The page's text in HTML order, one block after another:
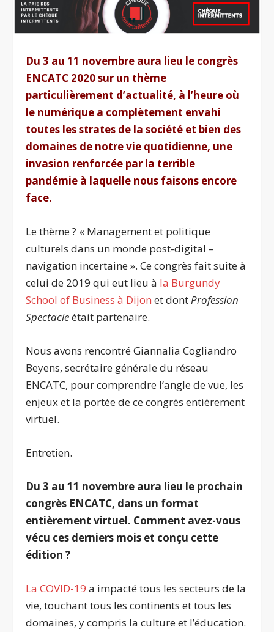
Du 3 au 11 novembre aura lieu le congrès
ENCATC 2020 sur un thème
particulièrement d’actualité, à l’heure où
le numérique a complètement envahi
toutes les strates de la société et bien des
domaines de notre vie quotidienne, une
invasion renforcée par la terrible
pandémie à laquelle nous faisons encore
face.
Le thème ? « Management et politique
culturels dans un monde post-digital –
navigation incertaine ». Ce congrès fait suite à
celui de 2019 qui eut lieu à la Burgundy
School of Business à Dijon et dontProfession
Spectacleétait partenaire.
Nous avons rencontré Giannalia Cogliandro
Beyens, secrétaire générale du réseau
ENCATC, pour comprendre l’angle de vue, les
enjeux et la portée de ce congrès entièrement
virtuel.
Entretien.
Du 3 au 11 novembre aura lieu le prochain
congrès ENCATC, dans un format
entièrement virtuel. Comment avez-vous
vécu ces derniers mois et conçu cette
édition ?
La COVID-19 a impacté tous les secteurs de la
vie, touchant tous les continents et tous les
domaines, y compris la culture et l’éducation.